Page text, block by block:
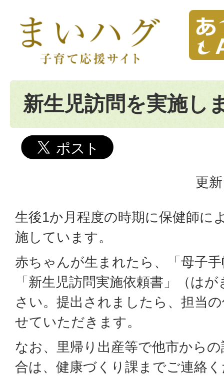
新生児訪問を実施し
更
生後1か月程度の時期に保健師に
施しています。
赤ちゃんが生まれたら、「母子
「新生児訪問実施依頼書」（は
さい。提出されましたら、担当
せていただきます。
なお、里帰り出産等で他市から
合は、健康づくり課までご連絡